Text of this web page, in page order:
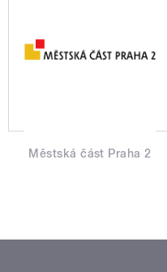
Městská část Praha 2